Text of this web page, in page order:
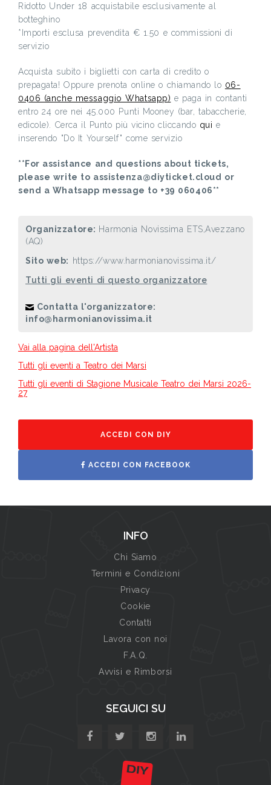
Ridotto Under 18 acquistabile esclusivamente al
botteghino
*Importi esclusa prevendita € 1.50 e commissioni di
servizio
Acquista subito i biglietti con carta di credito o
prepagata! Oppure prenota online o chiamando lo 06-
0406 (anche messaggio Whatsapp) e paga in contanti
entro 24 ore nei 45.000 Punti Mooney (bar, tabaccherie,
edicole). Cerca il Punto più vicino cliccando qui e
inserendo "Do It Yourself" come servizio
**For assistance and questions about tickets,
please write to assistenza@diyticket.cloud or
send a Whatsapp message to +39 060406**
Organizzatore: Harmonia Novissima ETS,Avezzano
(AQ)
Sito web:
https://www.harmonianovissima.it/
Tutti gli eventi di questo organizzatore
Contatta l'organizzatore:
info@harmonianovissima.it
Vai alla pagina dell'Artista
Tutti gli eventi a Teatro dei Marsi
Tutti gli eventi di Stagione Musicale Teatro dei Marsi 2026-
27
ACCEDI CON DIY
ACCEDI CON FACEBOOK
INFO
Chi Siamo
Termini e Condizioni
Privacy
Cookie
Contatti
Lavora con noi
F.A.Q.
Avvisi e Rimborsi
SEGUICI SU